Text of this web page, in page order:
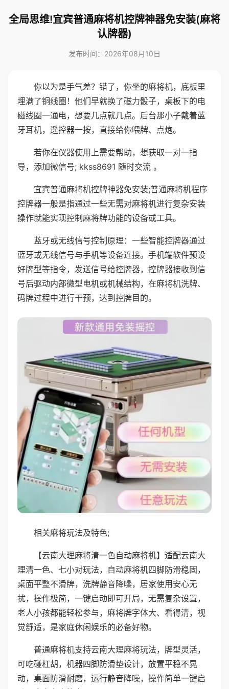
全局思维!宜宾普通麻将机控牌神器免安装(麻将
认牌器)
发布时间：2026年08月10日
你以为是手气差？错了，你坐的麻将机，底板里
埋满了铜线圈！他们早就换了磁力骰子，桌板下的电
磁线圈一通电，想要几点就几点。后台那小子戴着蓝
牙耳机，遥控器一按，直接给你喂牌、点炮。
若你在仪器使用上需要帮助，想获取一对一指
导，添加微信号; kkss8691 随时交流 。
宜宾普通麻将机控牌神器免安装;普通麻将机程序
控牌器一般是指通过一些无需对麻将机进行复杂安装
操作就能实现控制麻将牌功能的设备或工具。
蓝牙或无线信号控制原理：一些智能控牌器通过
蓝牙或无线信号与手机等设备连接。手机端软件预设
好牌型等指令，发送信号给控牌器，控牌器接收到信
号后驱动内部微型电机或机械结构，在麻将机洗牌、
码牌过程中进行干预，达到控牌目的。
相关麻将玩法及特色;
【云南大理麻将清一色自动麻将机】适配云南大
理清一色、七小对玩法，自动麻将机四脚防滑稳固，
桌面平整不滑牌，洗牌静音降噪，居家使用安心无
扰，操作极简，一键启动即可开局，无需复杂设置，
老人小孩都能轻松参与，麻将牌字体大、看得清，视
觉舒适，是家庭休闲娱乐的必备好物。
普通麻将机支持云南大理麻将玩法，牌型灵活，
可吃碰杠胡，机器四脚防滑垫设计，放置平稳不晃
动，桌面防滑耐磨，运行静音降噪，操作简单一键启